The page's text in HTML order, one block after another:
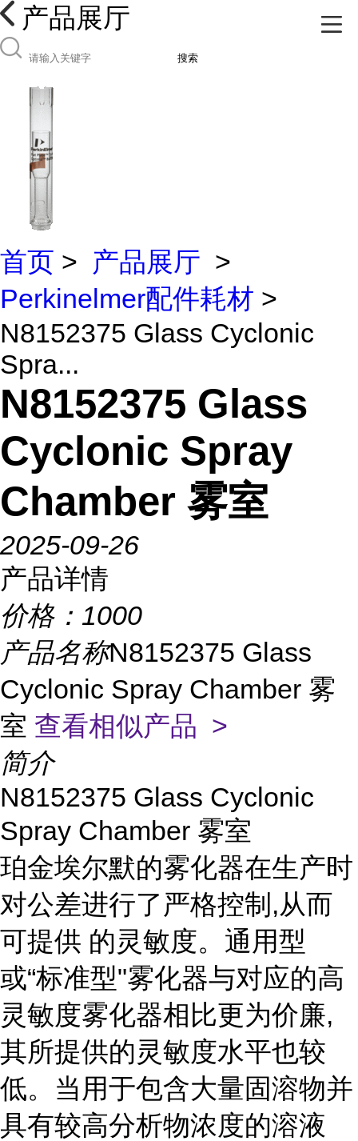
产品展厅
搜索
首页 > 产品展厅 >
Perkinelmer配件耗材 >
N8152375 Glass Cyclonic
Spra...
N8152375 Glass
Cyclonic Spray
Chamber 雾室
2025-09-26
产品详情
价格： 1000
产品名称N8152375 Glass
Cyclonic Spray Chamber 雾
室 查看相似产品 >
简介
N8152375 Glass Cyclonic
Spray Chamber 雾室
珀金埃尔默的雾化器在生产时
对公差进行了严格控制,从而
可提供 的灵敏度。通用型
或“标准型"雾化器与对应的高
灵敏度雾化器相比更为价廉,
其所提供的灵敏度水平也较
低。当用于包含大量固溶物并
具有较高分析物浓度的溶液